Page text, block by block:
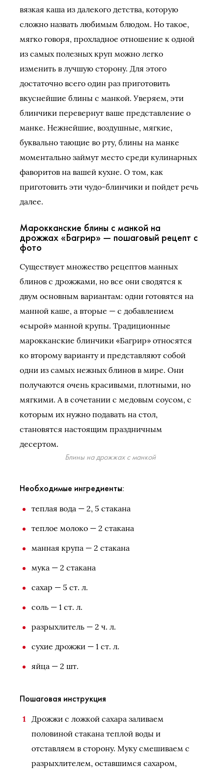
вязкая каша из далекого детства, которую
сложно назвать любимым блюдом. Но такое,
мягко говоря, прохладное отношение к одной
из самых полезных круп можно легко
изменить в лучшую сторону. Для этого
достаточно всего один раз приготовить
вкуснейшие блины с манкой. Уверяем, эти
блинчики перевернут ваше представление о
манке. Нежнейшие, воздушные, мягкие,
буквально тающие во рту, блины на манке
моментально займут место среди кулинарных
фаворитов на вашей кухне. О том, как
приготовить эти чудо-блинчики и пойдет речь
далее.
Марокканские блины с манкой на
дрожжах «Багрир» — пошаговый рецепт с
фото
Существует множество рецептов манных
блинов с дрожжами, но все они сводятся к
двум основным вариантам: одни готовятся на
манной каше, а вторые — с добавлением
«сырой» манной крупы. Традиционные
марокканские блинчики «Багрир» относятся
ко второму варианту и представляют собой
одни из самых нежных блинов в мире. Они
получаются очень красивыми, плотными, но
мягкими. А в сочетании с медовым соусом, с
которым их нужно подавать на стол,
становятся настоящим праздничным
десертом.
Блины на дрожжах с манкой
Необходимые ингредиенты:
теплая вода — 2, 5 стакана
теплое молоко — 2 стакана
манная крупа — 2 стакана
мука — 2 стакана
сахар — 5 ст. л.
соль — 1 ст. л.
разрыхлитель — 2 ч. л.
сухие дрожжи — 1 ст. л.
яйца — 2 шт.
Пошаговая инструкция
Дрожжи с ложкой сахара заливаем
половиной стакана теплой воды и
отставляем в сторону. Муку смешиваем с
разрыхлителем, оставшимся сахаром,